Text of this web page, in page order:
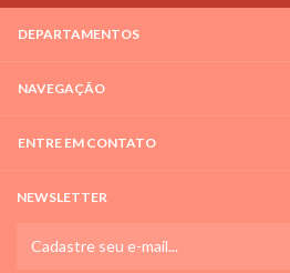
DEPARTAMENTOS
NAVEGAÇÃO
ENTRE EM CONTATO
NEWSLETTER